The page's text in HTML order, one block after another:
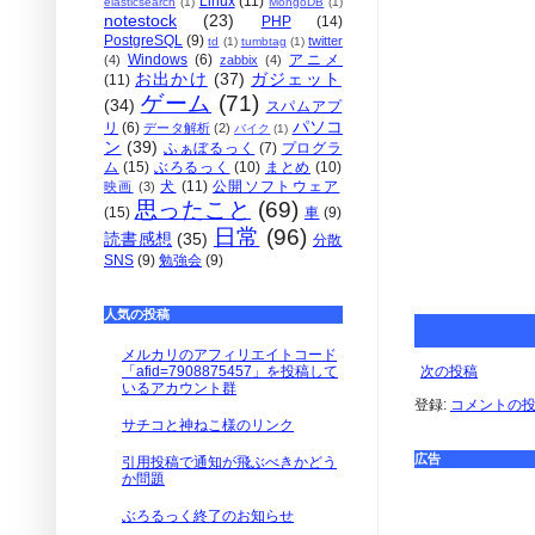
次の投稿
登録: コメントの
広告
notestock (23) PHP
(14)
PostgreSQL (9) td (1) tumbtag (1) twitter
(4) Windows (6) zabbix (4)
アニメ
(11) お出かけ (37) ガジェット
(34) ゲーム (71) スパムアプ
リ (6) データ解析 (2) バイク (1) パソコ
ン (39) ふぁぼるっく (7) プログラ
ム (15) ぶろるっく (10) まとめ (10)
映画 (3) 犬 (11) 公開ソフトウェア
(15) 思ったこと (69) 車 (9)
読書感想 (35) 日常 (96) 分散
SNS (9) 勉強会 (9)
人気の投稿
メルカリのアフィリエイトコード
「afid=7908875457」を投稿して
いるアカウント群
サチコと神ねこ様のリンク
引用投稿で通知が飛ぶべきかどう
か問題
ぶろるっく終了のお知らせ